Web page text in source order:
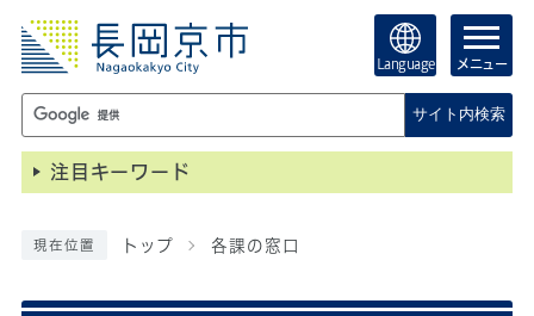
Language メニュー
サイト内検索
注目キーワード
現在位置 トップ 各課の窓口